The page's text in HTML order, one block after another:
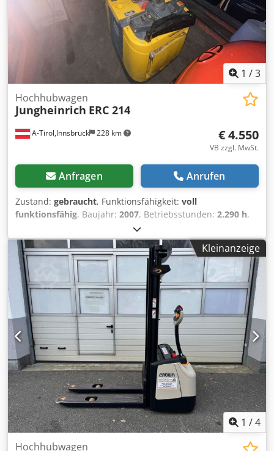
1 /3
A-Tirol,Innsbruck 228 km
Hochhubwagen
Jungheinrich ERC 214
€ 4.550
VB zzgl. MwSt.
Anfragen Anrufen
Zustand: gebraucht, Funktionsfähigkeit: voll
funktionsfähig, Baujahr: 2007, Betriebsstunden: 2.290 h,
, Hubhöhe:5.350 mm
elektrisch, Masttyp:Triplex, Gabellänge:1.150 mm,
Antriebsart:Elektro, Hochhubwagen Lastschwerpunkt: 500
Masttyp: Triplex Zustand: Einsatzbereit und voll
funktionsfähig Zustand Technisch: gut Dcjdszrciiopfx
Agmsk Batterie Typ: PzS
Kleinanzeige
1 /4
Hochhubwagen